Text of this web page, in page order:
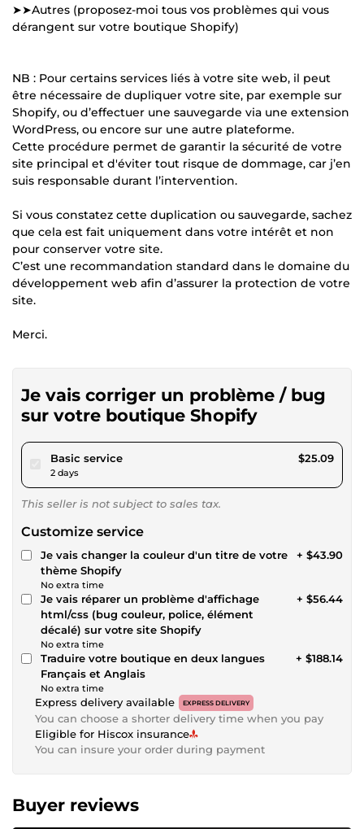
➤➤Autres (proposez-moi tous vos problèmes qui vous
dérangent sur votre boutique Shopify)
NB : Pour certains services liés à votre site web, il peut
être nécessaire de dupliquer votre site, par exemple sur
Shopify, ou d’effectuer une sauvegarde via une extension
WordPress, ou encore sur une autre plateforme.
Cette procédure permet de garantir la sécurité de votre
site principal et d'éviter tout risque de dommage, car j’en
suis responsable durant l’intervention.
Si vous constatez cette duplication ou sauvegarde, sachez
que cela est fait uniquement dans votre intérêt et non
pour conserver votre site.
C’est une recommandation standard dans le domaine du
développement web afin d’assurer la protection de votre
site.
Merci.
Je vais corriger un problème / bug
sur votre boutique Shopify
Basic servicepour $23.12
2 days
$25.09
This seller is not subject to sales tax.
Customize service
Je vais changer la couleur d'un titre de votre
thème Shopify
No extra time
+ $43.90
Je vais réparer un problème d'affichage
html/css (bug couleur, police, élément
décalé) sur votre site Shopify
No extra time
+ $56.44
Traduire votre boutique en deux langues
Français et Anglais
No extra time
+ $188.14
Express delivery available EXPRESS DELIVERY
You can choose a shorter delivery time when you pay
Eligible for Hiscox insurance
You can insure your order during payment
Buyer reviews